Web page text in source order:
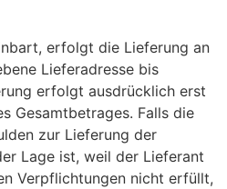
erfolgt die Lieferung an
Lieferadresse bis
erfolgt ausdrücklich erst
Gesamtbetrages. Falls die
zur Lieferung der
Lage ist, weil der Lieferant
Verpflichtungen nicht erfüllt,